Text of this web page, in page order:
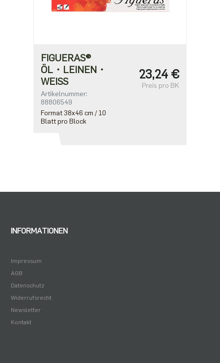
FIGUERAS®
ÖL・LEINEN・
WEISS
Artikelnummer:
88806549
Format 38x46 cm / 10
Blatt pro Block
23,24 €
Preis pro BK
INFORMATIONEN
Impressum
AGB
Datenschutz
Widerrufsrecht
Newsletter
Kontakt